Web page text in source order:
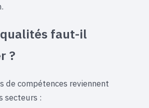
faut-il
?
de compétences reviennent
secteurs :